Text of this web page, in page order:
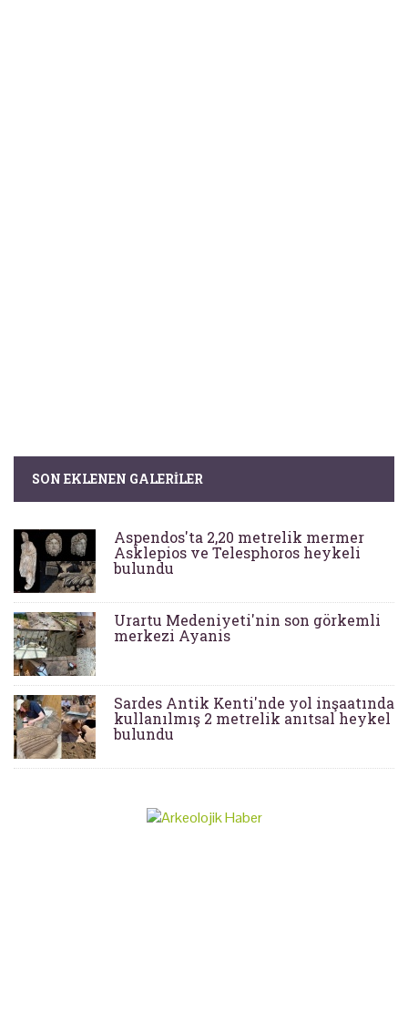
SON EKLENEN GALERILER
Aspendos'ta 2,20 metrelik mermer
Asklepios ve Telesphoros heykeli
bulundu
Urartu Medeniyeti'nin son görkemli
merkezi Ayanis
Sardes Antik Kenti'nde yol inşaatında
kullanılmış 2 metrelik anıtsal heykel
bulundu